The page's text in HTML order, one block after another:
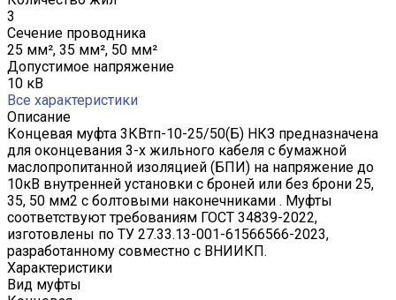
3
Сечение проводника
25 мм², 35 мм², 50 мм²
Допустимое напряжение
10 кВ
Все характеристики
Описание
Концевая муфта 3КВтп-10-25/50(Б) НКЗ предназначена
для оконцевания 3-х жильного кабеля с бумажной
маслопропитанной изоляцией (БПИ) на напряжение до
10кВ внутренней установки с броней или без брони 25,
35, 50 мм2 с болтовыми наконечниками . Муфты
соответствуют требованиям ГОСТ 34839-2022,
изготовлены по ТУ 27.33.13-001-61566566-2023,
разработанному совместно с ВНИИКП.
Характеристики
Вид муфты